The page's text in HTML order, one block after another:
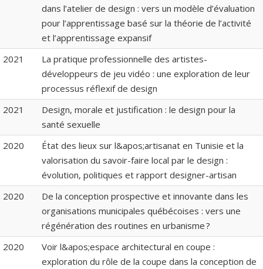
dans l’atelier de design : vers un modèle d’évaluation
pour l’apprentissage basé sur la théorie de l’activité
et l’apprentissage expansif
2021
La pratique professionnelle des artistes-
développeurs de jeu vidéo : une exploration de leur
processus réflexif de design
2021
Design, morale et justification : le design pour la
santé sexuelle
2020
État des lieux sur l&apos;artisanat en Tunisie et la
valorisation du savoir-faire local par le design :
évolution, politiques et rapport designer-artisan
2020
De la conception prospective et innovante dans les
organisations municipales québécoises : vers une
régénération des routines en urbanisme ?
2020
Voir l&apos;espace architectural en coupe :
exploration du rôle de la coupe dans la conception de